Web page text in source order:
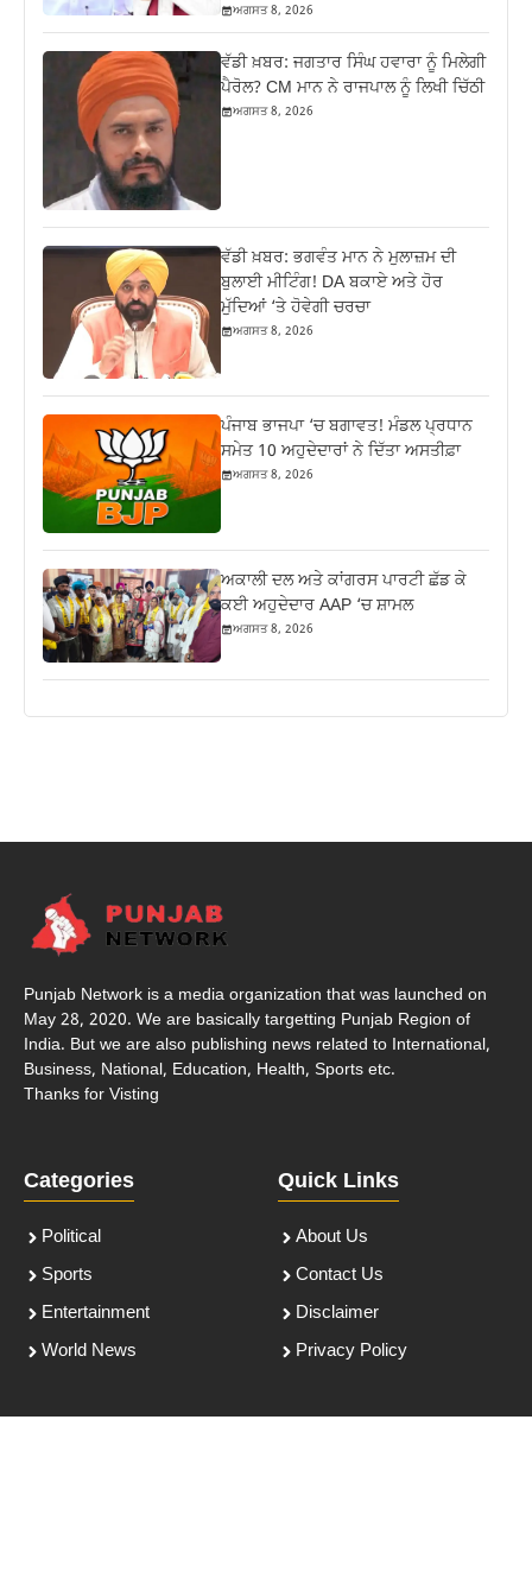
ਅਗਸਤ 8, 2026
ਵੱਡੀ ਖ਼ਬਰ: ਜਗਤਾਰ ਸਿੰਘ ਹਵਾਰਾ ਨੂੰ ਮਿਲੇਗੀ
ਪੈਰੋਲ? CM ਮਾਨ ਨੇ ਰਾਜਪਾਲ ਨੂੰ ਲਿਖੀ ਚਿੱਠੀ
ਅਗਸਤ 8, 2026
ਵੱਡੀ ਖ਼ਬਰ: ਭਗਵੰਤ ਮਾਨ ਨੇ ਮੁਲਾਜ਼ਮ ਦੀ
ਬੁਲਾਈ ਮੀਟਿੰਗ! DA ਬਕਾਏ ਅਤੇ ਹੋਰ
ਮੁੱਦਿਆਂ ‘ਤੇ ਹੋਵੇਗੀ ਚਰਚਾ
ਅਗਸਤ 8, 2026
ਪੰਜਾਬ ਭਾਜਪਾ ‘ਚ ਬਗਾਵਤ! ਮੰਡਲ ਪ੍ਰਧਾਨ
ਸਮੇਤ 10 ਅਹੁਦੇਦਾਰਾਂ ਨੇ ਦਿੱਤਾ ਅਸਤੀਫ਼ਾ
ਅਗਸਤ 8, 2026
ਅਕਾਲੀ ਦਲ ਅਤੇ ਕਾਂਗਰਸ ਪਾਰਟੀ ਛੱਡ ਕੇ
ਕਈ ਅਹੁਦੇਦਾਰ AAP ‘ਚ ਸ਼ਾਮਲ
ਅਗਸਤ 8, 2026
Punjab Network is a media organization that was launched on
May 28, 2020. We are basically targetting Punjab Region of
India. But we are also publishing news related to International,
Business, National, Education, Health, Sports etc.
Thanks for Visting
Categories
Political
Sports
Entertainment
World News
Quick Links
About Us
Contact Us
Disclaimer
Privacy Policy